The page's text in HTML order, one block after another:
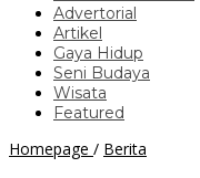
Advertorial
Artikel
Gaya Hidup
Seni Budaya
Wisata
Featured
Homepage / Berita